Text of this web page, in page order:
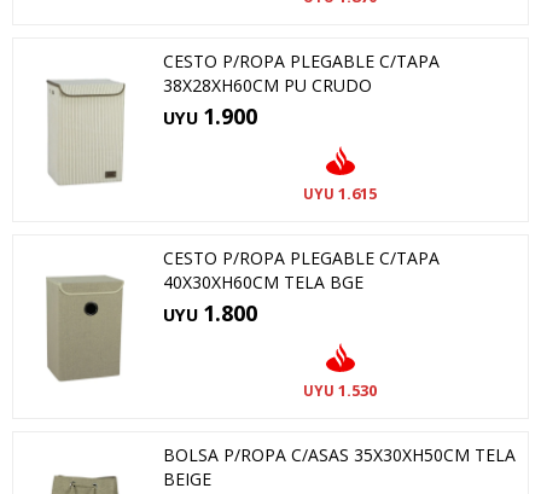
CESTO P/ROPA PLEGABLE C/TAPA
38X28XH60CM PU CRUDO
UYU 1.900
UYU 1.615
CESTO P/ROPA PLEGABLE C/TAPA
40X30XH60CM TELA BGE
UYU 1.800
UYU 1.530
BOLSA P/ROPA C/ASAS 35X30XH50CM TELA
BEIGE